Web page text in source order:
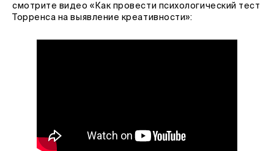
смотрите видео «Как провести психологический тест
Торренса на выявление креативности»: